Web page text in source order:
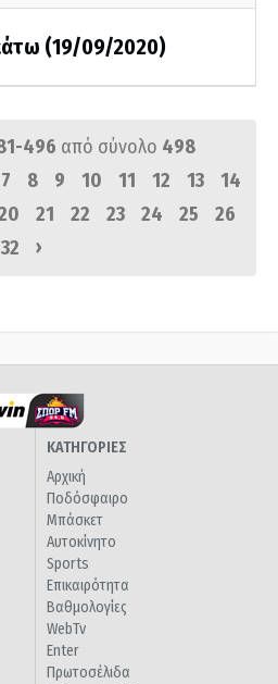
(19/09/2020)
496 από σύνολο 498
7 8 9 10 11 12 13
14
21 22 23 24 25
26
32 ›
ΚΑΤΗΓΟΡΙΕΣ
Αρχική
Ποδόσφαιρο
Μπάσκετ
Αυτοκίνητο
Sports
Επικαιρότητα
Βαθμολογίες
WebTv
Enter
Πρωτοσέλιδα